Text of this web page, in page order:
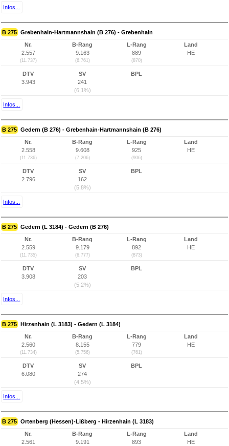
Infos...
B 275 Grebenhain-Hartmannshain (B 276) - Grebenhain
Nr.
2.557
(11.737)
B-Rang
9.163
(6.761)
L-Rang
889
(870)
Land
HE
DTV
3.943
SV
241
(6,1%)
BPL
Infos...
B 275 Gedern (B 276) - Grebenhain-Hartmannshain (B 276)
Nr.
2.558
(11.736)
B-Rang
9.608
(7.206)
L-Rang
925
(906)
Land
HE
DTV
2.796
SV
162
(5,8%)
BPL
Infos...
B 275 Gedern (L 3184) - Gedern (B 276)
Nr.
2.559
(11.735)
B-Rang
9.179
(6.777)
L-Rang
892
(873)
Land
HE
DTV
3.908
SV
203
(5,2%)
BPL
Infos...
B 275 Hirzenhain (L 3183) - Gedern (L 3184)
Nr.
2.560
(11.734)
B-Rang
8.155
(5.756)
L-Rang
779
(761)
Land
HE
DTV
6.080
SV
274
(4,5%)
BPL
Infos...
B 275 Ortenberg (Hessen)-Lißberg - Hirzenhain (L 3183)
Nr.
2.561
B-Rang
9.191
L-Rang
893
Land
HE